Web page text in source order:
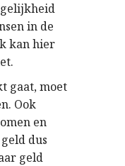
in de
kan hier
gaat, moet
Ook
en
dus
geld